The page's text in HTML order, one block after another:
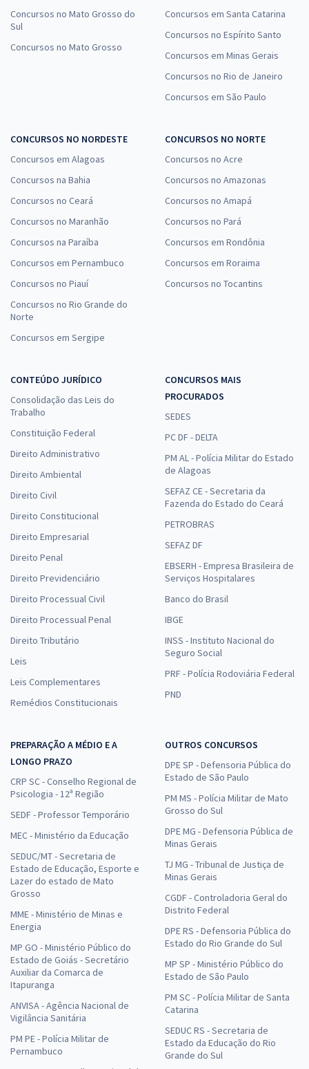
Concursos no Mato Grosso do
Sul
Concursos no Mato Grosso
Concursos em Santa Catarina
Concursos no Espírito Santo
Concursos em Minas Gerais
Concursos no Rio de Janeiro
Concursos em São Paulo
CONCURSOS NO NORDESTE
Concursos em Alagoas
Concursos na Bahia
Concursos no Ceará
Concursos no Maranhão
Concursos na Paraíba
Concursos em Pernambuco
Concursos no Piauí
Concursos no Rio Grande do
Norte
Concursos em Sergipe
CONCURSOS NO NORTE
Concursos no Acre
Concursos no Amazonas
Concursos no Amapá
Concursos no Pará
Concursos em Rondônia
Concursos em Roraima
Concursos no Tocantins
CONTEÚDO JURÍDICO
Consolidação das Leis do
Trabalho
Constituição Federal
Direito Administrativo
Direito Ambiental
Direito Civil
Direito Constitucional
Direito Empresarial
Direito Penal
Direito Previdenciário
Direito Processual Civil
Direito Processual Penal
Direito Tributário
Leis
Leis Complementares
Remédios Constitucionais
CONCURSOS MAIS
PROCURADOS
SEDES
PC DF - DELTA
PM AL - Polícia Militar do Estado
de Alagoas
SEFAZ CE - Secretaria da
Fazenda do Estado do Ceará
PETROBRAS
SEFAZ DF
EBSERH - Empresa Brasileira de
Serviços Hospitalares
Banco do Brasil
IBGE
INSS - Instituto Nacional do
Seguro Social
PRF - Polícia Rodoviária Federal
PND
PREPARAÇÃO A MÉDIO E A
LONGO PRAZO
CRP SC - Conselho Regional de
Psicologia - 12ª Região
SEDF - Professor Temporário
MEC - Ministério da Educação
SEDUC/MT - Secretaria de
Estado de Educação, Esporte e
Lazer do estado de Mato
Grosso
MME - Ministério de Minas e
Energia
MP GO - Ministério Público do
Estado de Goiás - Secretário
Auxiliar da Comarca de
Itapuranga
ANVISA - Agência Nacional de
Vigilância Sanitária
PM PE - Polícia Militar de
Pernambuco
OUTROS CONCURSOS
DPE SP - Defensoria Pública do
Estado de São Paulo
PM MS - Polícia Militar de Mato
Grosso do Sul
DPE MG - Defensoria Pública de
Minas Gerais
TJ MG - Tribunal de Justiça de
Minas Gerais
CGDF - Controladoria Geral do
Distrito Federal
DPE RS - Defensoria Pública do
Estado do Rio Grande do Sul
MP SP - Ministério Público do
Estado de São Paulo
PM SC - Polícia Militar de Santa
Catarina
SEDUC RS - Secretaria de
Estado da Educação do Rio
Grande do Sul